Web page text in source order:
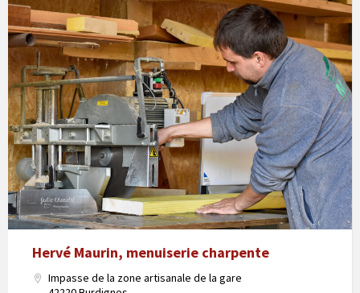
Hervé Maurin, menuiserie charpente
Impasse de la zone artisanale de la gare